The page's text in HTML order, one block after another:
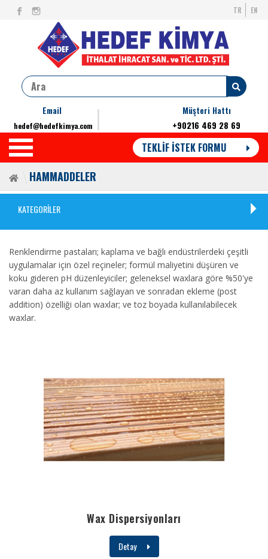
TR EN
Müşteri Hattı
+90216 469 28 69
Email
hedef@hedefkimya.com
TEKLİF İSTEK FORMU
HAMMADDELER
KATEGORİLER
Renklendirme pastaları; kaplama ve bağlı endüstrilerdeki çeşitli
uygulamalar için özel reçineler; formül maliyetini düşüren ve
koku gideren pH düzenleyiciler; geleneksel waxlara göre %50'ye
varan daha az kullanım sağlayan ve sonradan ekleme (post
addition) özelliği olan waxlar; ve toz boyada kullanılabilecek
waxlar.
Wax Dispersiyonları
Detay